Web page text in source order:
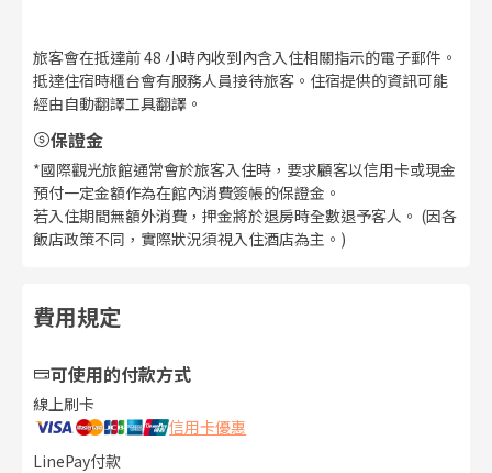
旅客會在抵達前 48 小時內收到內含入住相關指示的電子郵件。
抵達住宿時櫃台會有服務人員接待旅客。住宿提供的資訊可能
經由自動翻譯工具翻譯。
保證金
*國際觀光旅館通常會於旅客入住時，要求顧客以信用卡或現金
預付一定金額作為在館內消費簽帳的保證金。
若入住期間無額外消費，押金將於退房時全數退予客人。 (因各
飯店政策不同，實際狀況須視入住酒店為主。)
費用規定
可使用的付款方式
線上刷卡
信用卡優惠
LinePay付款